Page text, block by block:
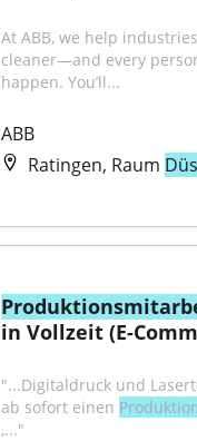
At ABB, we help
cleaner—and every
happen. You’ll...
ABB
Ratingen, Raum
in Vollzeit (E-
"...Digitaldruck und
ab sofort einen
,..."